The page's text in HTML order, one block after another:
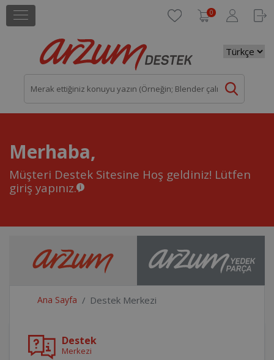
0
Merhaba,
Müşteri Destek Sitesine Hoş geldiniz! Lütfen
giriş yapınız.
Ana Sayfa Destek Merkezi
Destek
Merkezi